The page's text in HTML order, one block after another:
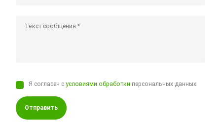
Я согласен сусловиями обработки персональных данных
Отправить